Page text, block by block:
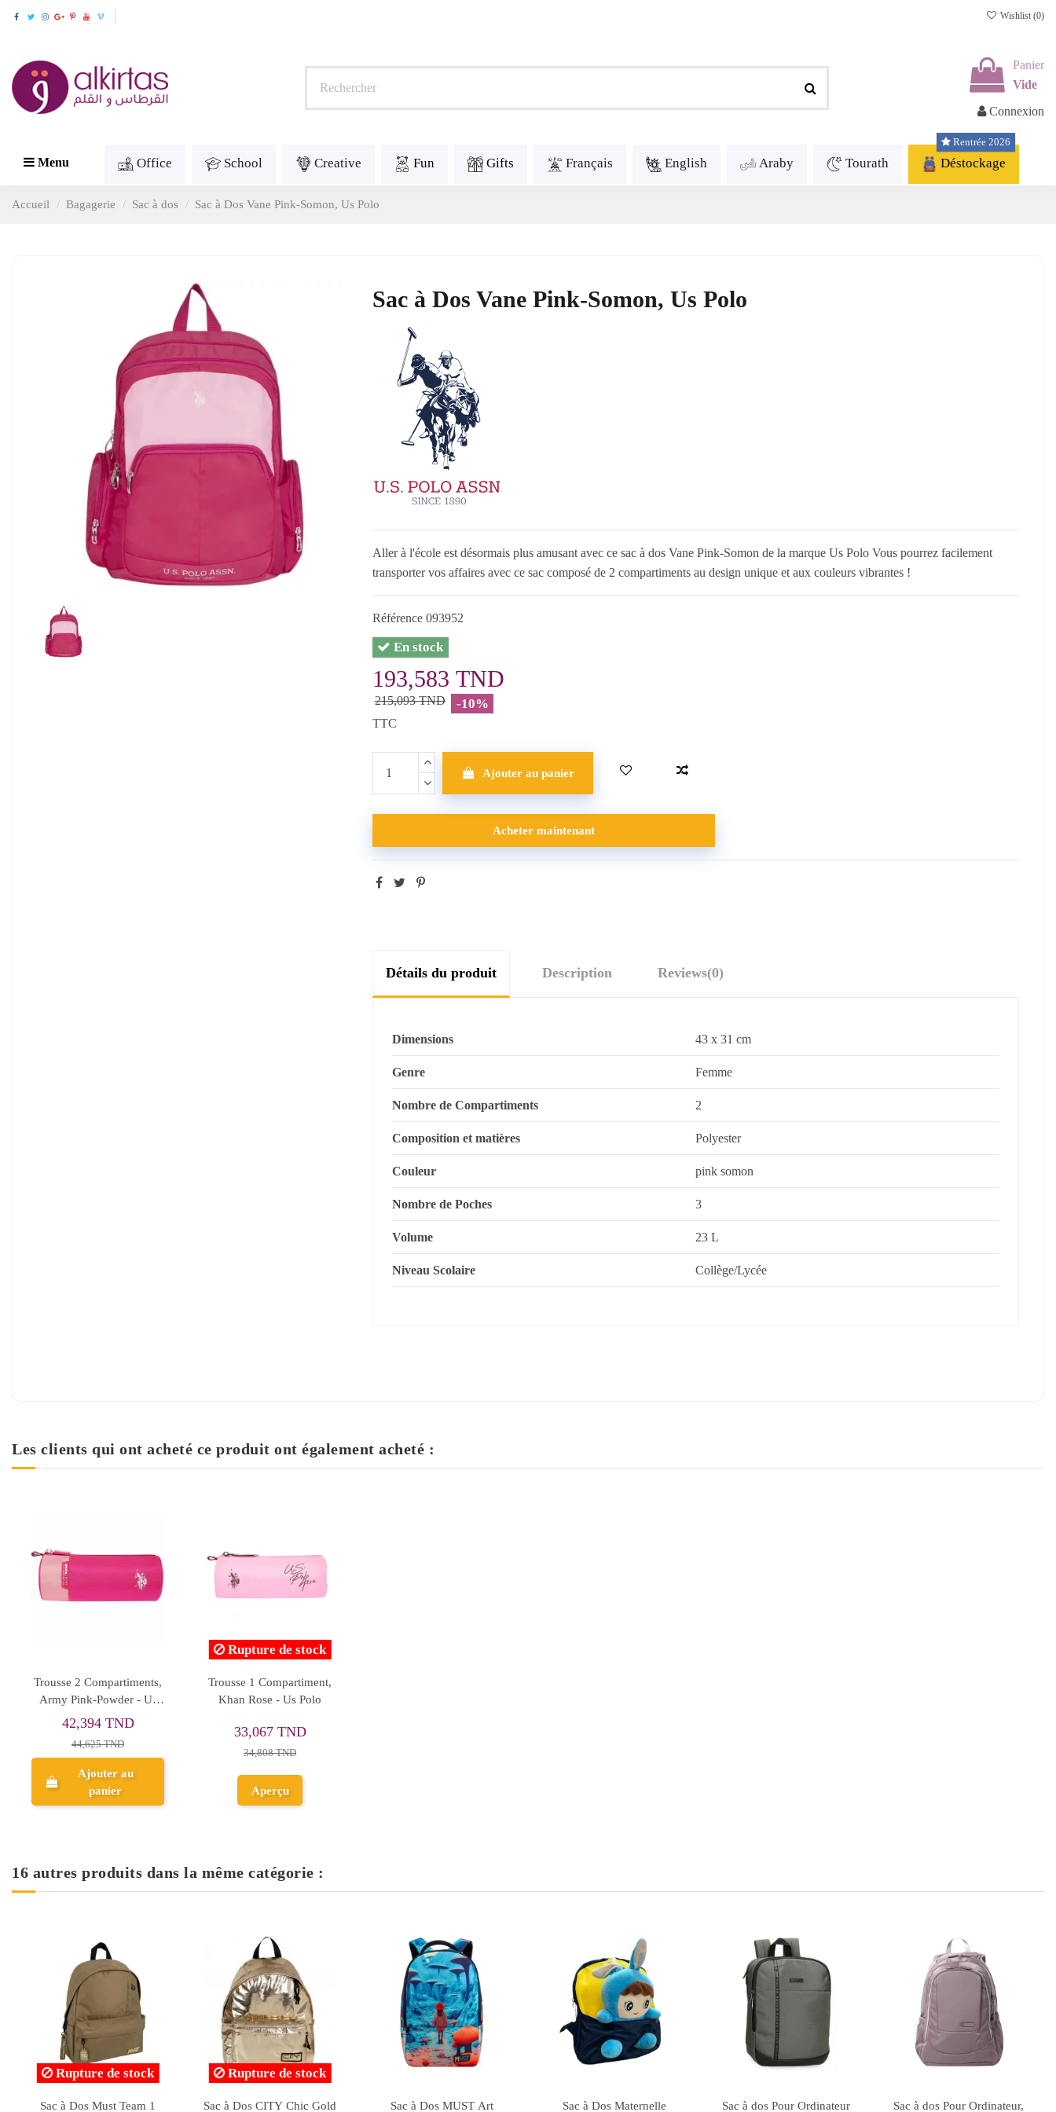
Wishlist (0)
Panier
Vide
Connexion
Menu Office School Creative Fun Gifts Français English Araby Tourath Déstockage
Rentrée 2026
Accueil Bagagerie Sac à dos Sac à Dos Vane Pink-Somon, Us Polo
Sac à Dos Vane Pink-Somon, Us Polo
Aller à l'école est désormais plus amusant avec ce sac à dos Vane Pink-Somon de la marque Us Polo Vous pourrez facilement
transporter vos affaires avec ce sac composé de 2 compartiments au design unique et aux couleurs vibrantes !
Référence 093952
En stock
193,583 TND
215,093 TND -10%
TTC
Ajouter au panier
Acheter maintenant
Détails du produit Description Reviews(0)
Dimensions 43 x 31 cm
Genre Femme
Nombre de Compartiments 2
Composition et matières Polyester
Couleur pink somon
Nombre de Poches 3
Volume 23 L
Niveau Scolaire Collège/Lycée
Les clients qui ont acheté ce produit ont également acheté :
Trousse 2 Compartiments,
Army Pink-Powder - Us
Polo
42,394 TND
44,625 TND
Ajouter au
panier
Rupture de stock
Trousse 1 Compartiment,
Khan Rose - Us Polo
33,067 TND
34,808 TND
Aperçu
16 autres produits dans la même catégorie :
Sac à Dos Genuis LDR
Sac à Dos de Sport -
Sac à Dos Must Team 2
Sac à Dos Cool School
Sac à Dos Must Team
Sac à Dos Scolaire Gabol